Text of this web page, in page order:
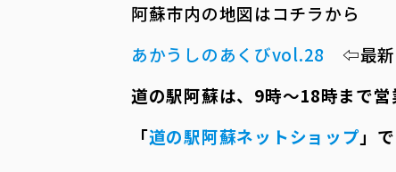
阿蘇市内の地図はコチラから
あかうしのあくびvol.28 ⇦最新
道の駅阿蘇は、 9時～18時まで営
「道の駅阿蘇ネットショップ」